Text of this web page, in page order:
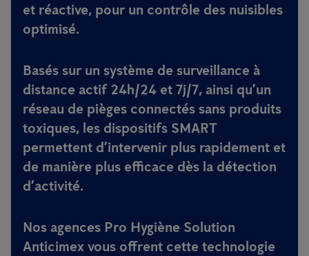
et réactive, pour un contrôle des nuisibles
optimisé.
Basés sur un système de surveillance à
distance actif 24h/24 et 7j/7, ainsi qu’un
réseau de pièges connectés sans produits
toxiques, les dispositifs SMART
permettent d’intervenir plus rapidement et
de manière plus efficace dès la détection
d’activité.
Nos agences Pro Hygiène Solution
Anticimex vous offrent cette technologie